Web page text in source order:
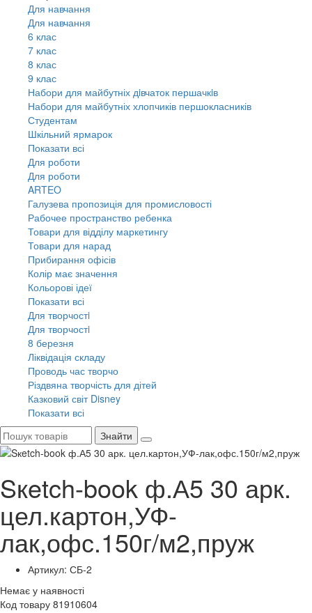
Для навчання
Для навчання
6 клас
7 клас
8 клас
9 клас
Набори для майбутніх дiвчаток першачкiв
Набори для майбутніх хлопчиків першокласників
Студентам
Шкільний ярмарок
Показати всі
Для роботи
Для роботи
ARTEO
Галузева пропозиція для промисловості
Рабочее пространство ребенка
Товари для відділу маркетингу
Товари для нарад
Прибирання офісів
Колір має значення
Кольорові ідеї
Показати всі
Для творчостi
Для творчостi
8 березня
Ліквідація складу
Проводь час творчо
Різдвяна творчість для дітей
Казковий світ Disney
Показати всі
Знайти
Sкetch-book ф.А5 30 арк.
цел.картон,УФ-
лак,офс.150г/м2,пруж
Артикул: СБ-2
Немає у наявності
Код товару 81910604